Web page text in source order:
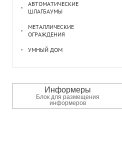
АВТОМАТИЧЕСКИЕ
ШЛАГБАУМЫ
МЕТАЛЛИЧЕСКИЕ
ОГРАЖДЕНИЯ
УМНЫЙ ДОМ
Информеры
Блок для размещения
информеров